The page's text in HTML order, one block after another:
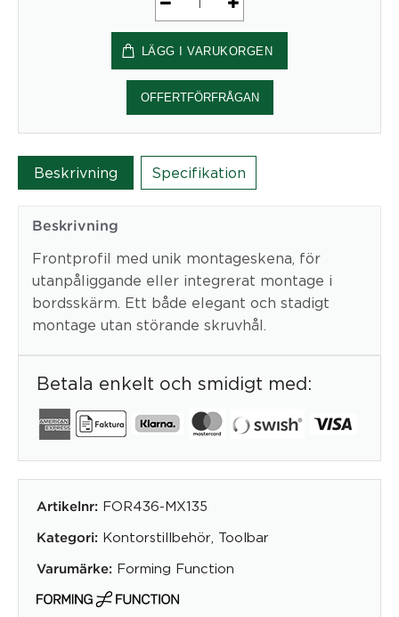
Conceptum
M-
profil,
1350
mm
Anodiserad
Kondator
AB
LÄGG I VARUKORGEN
OFFERTFÖRFRÅGAN
Beskrivning Specifikation
Beskrivning
Frontprofil med unik montageskena, för
utanpåliggande eller integrerat montage i
bordsskärm. Ett både elegant och stadigt
montage utan störande skruvhål.
Betala enkelt och smidigt med:
Artikelnr: FOR436-MX135
Kategori: Kontorstillbehör Toolbar
Varumärke: Forming Function